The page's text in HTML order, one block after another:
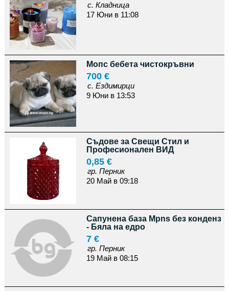
с. Кладница
17 Юни в 11:08
Мопс бебета чистокръвни
700 €
с. Ездимирци
9 Юни в 13:53
Съдове за Свещи Стил и
Професионален ВИД
0,85 €
гр. Перник
20 Май в 09:18
Сапунена база Mpns без конденз
- Бяла на едро
7 €
гр. Перник
19 Май в 08:15